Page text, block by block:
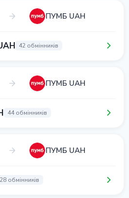
ПУМБ UAH
42 обмінників
ПУМБ UAH
44 обмінників
ПУМБ UAH
28 обмінників